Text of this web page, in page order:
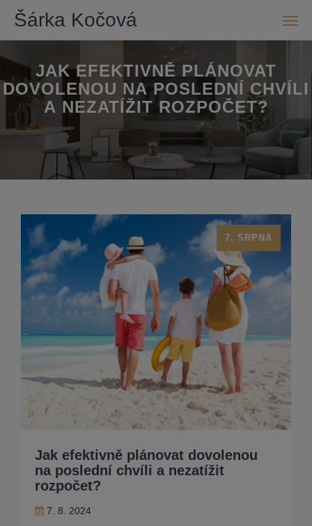
Šárka Kočová
JAK EFEKTIVNĚ PLÁNOVAT
DOVOLENOU NA POSLEDNÍ CHVÍLI
A NEZATÍŽIT ROZPOČET?
Jak efektivně plánovat dovolenou
na poslední chvíli a nezatížit
rozpočet?
7. 8. 2024
7. SRPNA